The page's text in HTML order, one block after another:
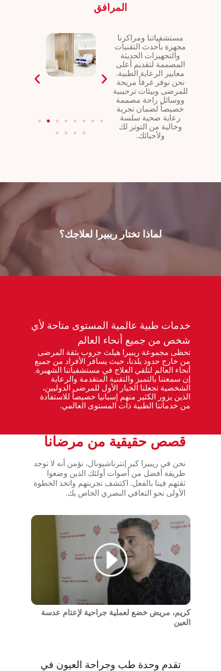
المرافق
مستشفياتنا ومراكزنا
مجهزة بأحدث التقنيات
والتجهيزات الحديثة
المصممة لتقديم أعلى
معايير الرعاية الطبية.
نحن نوفر غرفاً مريحة
للمرضى وبيئات ترحيبية
ووسائل راحة مصممة
خصيصاً لضمان تجربة
رعاية صحية سلسة
وخالية من التوتر لك
ولأحبائك.
لماذا تختار ريبيرا لعلاجك؟
خدمات طبية عالمية المستوى متاحة لأي
شخص من جميع أنحاء العالم
تحظى مجموعة ريبيرا هيلث جروب بثقة المرضى
من خارج حدود بلدنا، حيث يسافر الأفراد من جميع
أنحاء العالم لتلقي العلاج في مستشفياتنا الشهيرة.
إن سمعتنا بالتميز والتقنية المتقدمة والرعاية
الشخصية تجعلنا الخيار الأول للمرضى الدوليين،
الذين يزور الكثير منهم إسبانيا خصيصاً للاستفادة
من خدماتنا الطبية ذات المستوى العالمي.
قصص حقيقية من مرضانا
نحن في ريبيرا كير إنترناشيونال، نؤمن أنه لا توجد
طريقة أفضل من أصوات أولئك الذين وضعوا
ثقتهم فينا بالفعل. اكتشف تجربتهم واتخذ الخطوة
الأولى نحو التعافي البصري الخاص بك.
كريم، مريض خضع لعملية جراحية لإعتام عدسة
العين
تقدم وحدة طب وجراحة العيون في